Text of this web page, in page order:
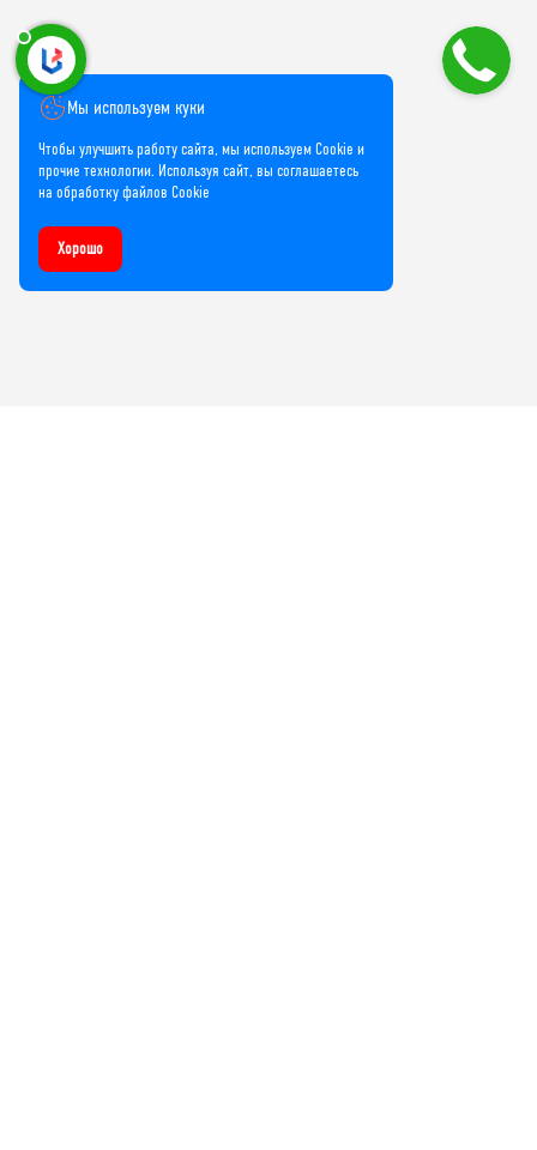
Мы используем куки
Чтобы улучшить работу сайта, мы используем Cookie и
прочие технологии. Используя сайт, вы соглашаетесь
на обработку файлов Cookie
Хорошо